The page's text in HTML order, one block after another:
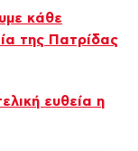
κάθε
της Πατρίδας
ευθεία η